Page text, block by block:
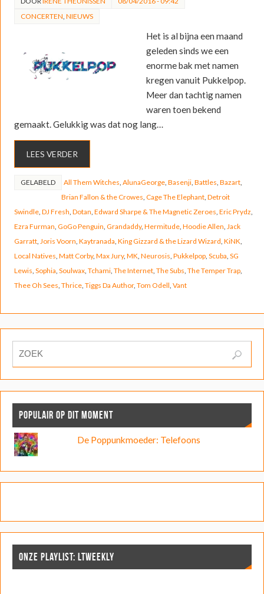
CONCERTEN NIEUWS
Het is al bijna een maand
geleden sinds we een
enorme bak met namen
kregen vanuit Pukkelpop.
Meer dan tachtig namen
waren toen bekend
gemaakt. Gelukkig was dat nog lang…
LEES VERDER
GELABELD All Them Witches AlunaGeorge, Basenji, Battles Bazart,
Brian Fallon & the Crowes Cage The Elephant, Detroit
Swindle, DJ Fresh Dotan Edward Sharpe & The Magnetic Zeroes Eric Prydz
Ezra Furman GoGo Penguin Grandaddy, Hermitude, Hoodie Allen Jack
Garratt, Joris Voorn Kaytranada King Gizzard & the Lizard Wizard KiNK
Local Natives Matt Corby, Max Jury, MK Neurosis Pukkelpop, Scuba SG
Lewis Sophia Soulwax, Tchami, The Internet, The Subs The Temper Trap,
Thee Oh Sees Thrice, Tiggs Da Author, Tom Odell Vant
POPULAIR OP DIT MOMENT
De Poppunkmoeder: Telefoons
ONZE PLAYLIST: LTWEEKLY